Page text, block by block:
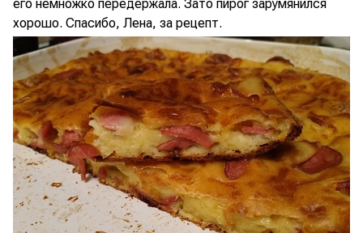
его немножко передержала. Зато пирог зарумянился
хорошо. Спасибо, Лена, за рецепт.